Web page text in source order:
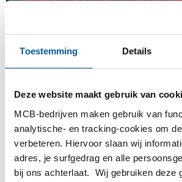
Toestemming Details
Deze website maakt gebruik van
MCB-bedrijven maken gebruik van
analytische- en tracking-cookies om
verbeteren. Hiervoor slaan wij
adres, je surfgedrag en alle
bij ons achterlaat. Wij gebruiken deze
Calculeren met actuele MCB-prijzen
Product Product omschrijving
Downloads Specificaties